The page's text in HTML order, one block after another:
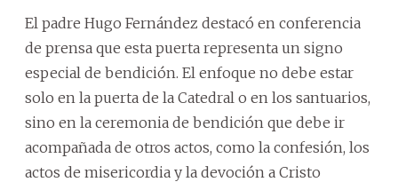
El padre Hugo Fernández destacó en conferencia
de prensa que esta puerta representa un signo
especial de bendición. El enfoque no debe estar
solo en la puerta de la Catedral o en los santuarios,
sino en la ceremonia de bendición que debe ir
acompañada de otros actos, como la confesión, los
actos de misericordia y la devoción a Cristo